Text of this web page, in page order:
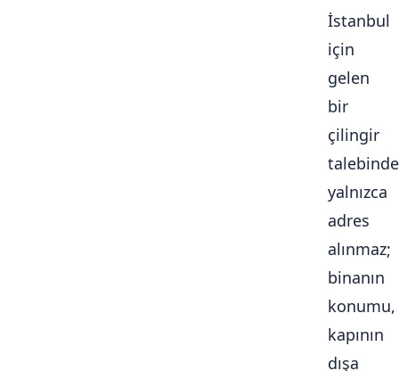
İstanbul
için
gelen
bir
çilingir
talebinde
yalnızca
adres
alınmaz;
binanın
konumu,
kapının
dışa